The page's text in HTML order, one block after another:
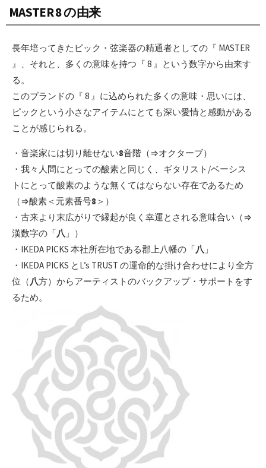
MASTER 8 の由来
長年培ってきたピック・弦楽器の精通者としての『 MASTER
』、それと、多くの意味を持つ『 8 』という数字から由来す
る。
このブランドの『 8 』に込められた多くの意味・思いには、
ピックという小さなアイテムにとても深い愛情と感動がある
ことが感じられる。
・音楽家には切り離せない8音階（⇒オクターブ）
・我々人間にとっての酸素と同じく、ギタリスト/ベーシス
トにとって酸素のような無くてはならない存在であるため
（⇒酸素＜元素番号8 ＞）
・古来より末広がりで縁起が良く幸運とされる意味合い（⇒
漢数字の「八 」）
・IKEDA PICKS 本社所在地である郡上八幡の「八 」
・IKEDA PICKS とL’s TRUST の運命的な掛け合わせにより全方
位（ 八方）からアーティストのバックアップ・サポートをす
るため。